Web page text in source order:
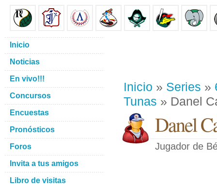
Inicio » Series »
Tunas » Danel
Danel
Jugador de
Inicio
Noticias
En vivo!!!
Concursos
Encuestas
Pronósticos
Foros
Invita a tus amigos
Libro de visitas